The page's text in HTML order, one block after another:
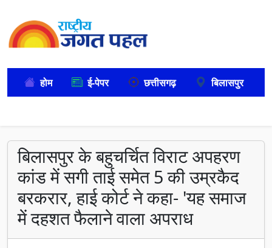
होम ई-पेपर छत्तीसगढ़ बिलासपुर
बिलासपुर के बहुचर्चित विराट अपहरण
कांड में सगी ताई समेत 5 की उम्रकैद
बरकरार, हाई कोर्ट ने कहा- 'यह समाज
में दहशत फैलाने वाला अपराध